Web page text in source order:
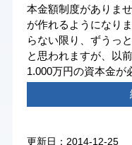
本金額制度がありま
が作れるようになり
らない限り、ずうっ
と思われますが、以
1.000万円の資本金が
更新日：2014-12-25